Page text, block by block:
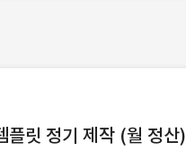
플릿 정기 제작 (월 정산)